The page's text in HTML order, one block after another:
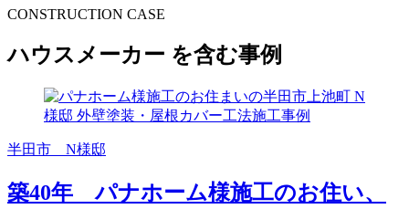
CONSTRUCTION CASE
ハウスメーカー を含む事例
半田市 N様邸
築40年 パナホーム様施工のお住い、